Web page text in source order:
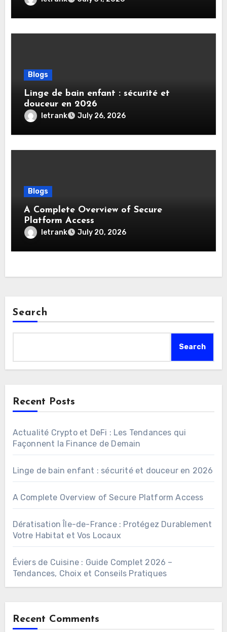
Blogs
Linge de bain enfant : sécurité et
douceur en 2026
letrank July 26, 2026
Blogs
A Complete Overview of Secure
Platform Access
letrank July 20, 2026
Search
Search
Recent Posts
Actualité Crypto et DeFi : Les Tendances qui
Façonnent la Finance de Demain
Linge de bain enfant : sécurité et douceur en 2026
A Complete Overview of Secure Platform Access
Dératisation Île-de-France : Protégez Durablement
Votre Habitat et Vos Locaux
Éviers de Cuisine : Guide Complet 2026 –
Tendances, Choix et Conseils Pratiques
Recent Comments